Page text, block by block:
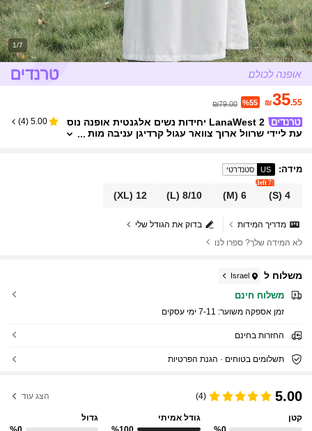
1/7
₪35.55
%55
₪79.00
LanaWest 2 יחידות נשים אלגנטית אופנה נוס
עת ליידי שרוול ארוך צוואר עגול קרדיגן עניבה מות
5.00
(
4
)
מידה:
US סטנדרטי
4
(S)
7 left
6
(M)
8/10
(L)
12
(XL)
בדוק את הגודל שלי
מדריך המידות
לא המידה שלך? ספרו לנו
משלוח ל Israel
משלוח חינם
זמן אספקה ​​משוער: 7-11 ימי עסקים
החזרות בחינם
תשלומים בטוחים · הגנת הפרטיות
5.00
(4) הצג עוד
קטן
גודל אמיתי
גדול